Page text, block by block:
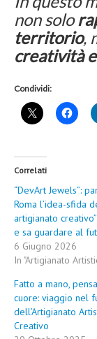
non solo
territorio,
creatività
Condividi:
Correlati
“DevArt Jewels”:
Roma l’idea-sfida
artigianato
e sa guardare al
6 Giugno 2026
In "Artigianato
Fatto a mano,
cuore: viaggio nel
dell’Artigianato
Creativo